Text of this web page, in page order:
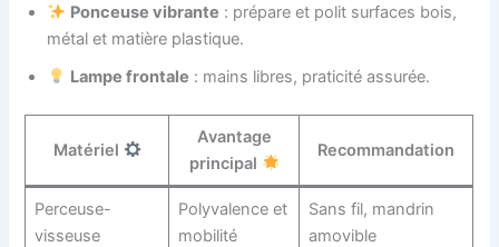
Ponceuse vibrante : prépare et polit surfaces bois,
métal et matière plastique.
Lampe frontale : mains libres, praticité assurée.
Matériel
Avantage
principal
Recommandation
Perceuse-
visseuse
Polyvalence et
mobilité
Sans fil, mandrin
amovible